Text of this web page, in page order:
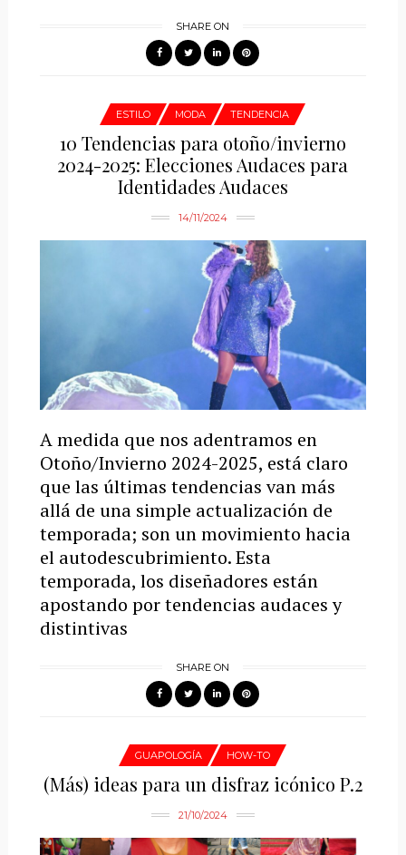
SHARE ON
ESTILO MODA TENDENCIA
10 Tendencias para otoño/invierno
2024-2025: Elecciones Audaces para
Identidades Audaces
14/11/2024
A medida que nos adentramos en
Otoño/Invierno 2024-2025, está claro
que las últimas tendencias van más
allá de una simple actualización de
temporada; son un movimiento hacia
el autodescubrimiento. Esta
temporada, los diseñadores están
apostando por tendencias audaces y
distintivas
SHARE ON
GUAPOLOGÍA HOW-TO
(Más) ideas para un disfraz icónico P.2
21/10/2024